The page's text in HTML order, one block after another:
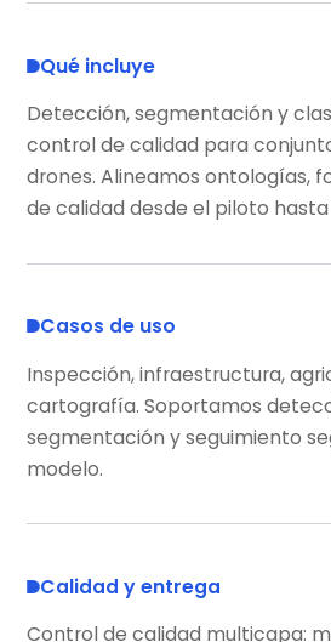
Qué incluye
Detección, segmentación y
control de calidad para
drones. Alineamos ontologías,
de calidad desde el piloto
Casos de uso
Inspección, infraestructura,
cartografía. Soportamos
segmentación y seguimiento
modelo.
Calidad y entrega
Control de calidad multicapa: